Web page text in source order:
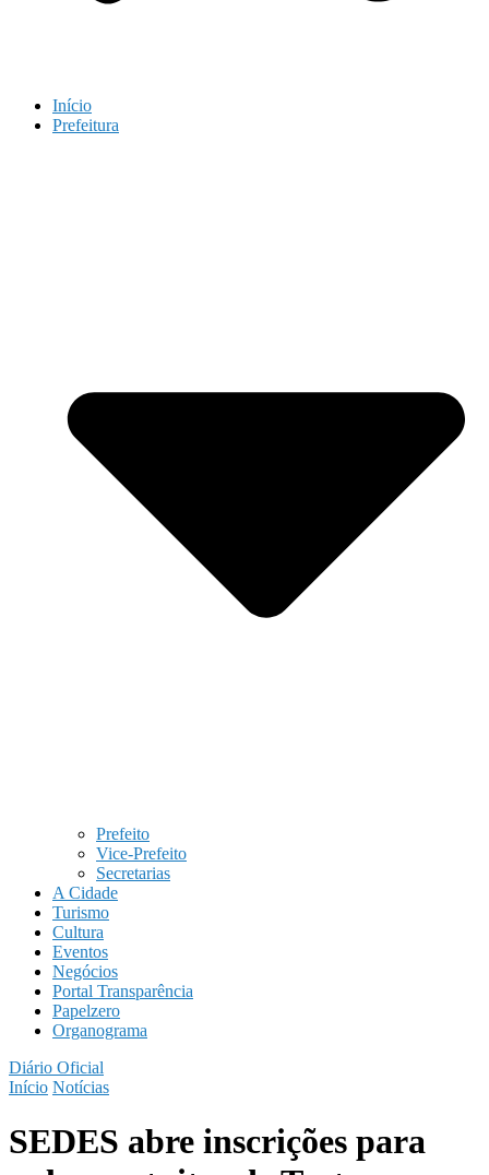
Início
Prefeitura
Prefeito
Vice-Prefeito
Secretarias
A Cidade
Turismo
Cultura
Eventos
Negócios
Portal Transparência
Papelzero
Organograma
Diário Oficial
Início Notícias
SEDES abre inscrições para